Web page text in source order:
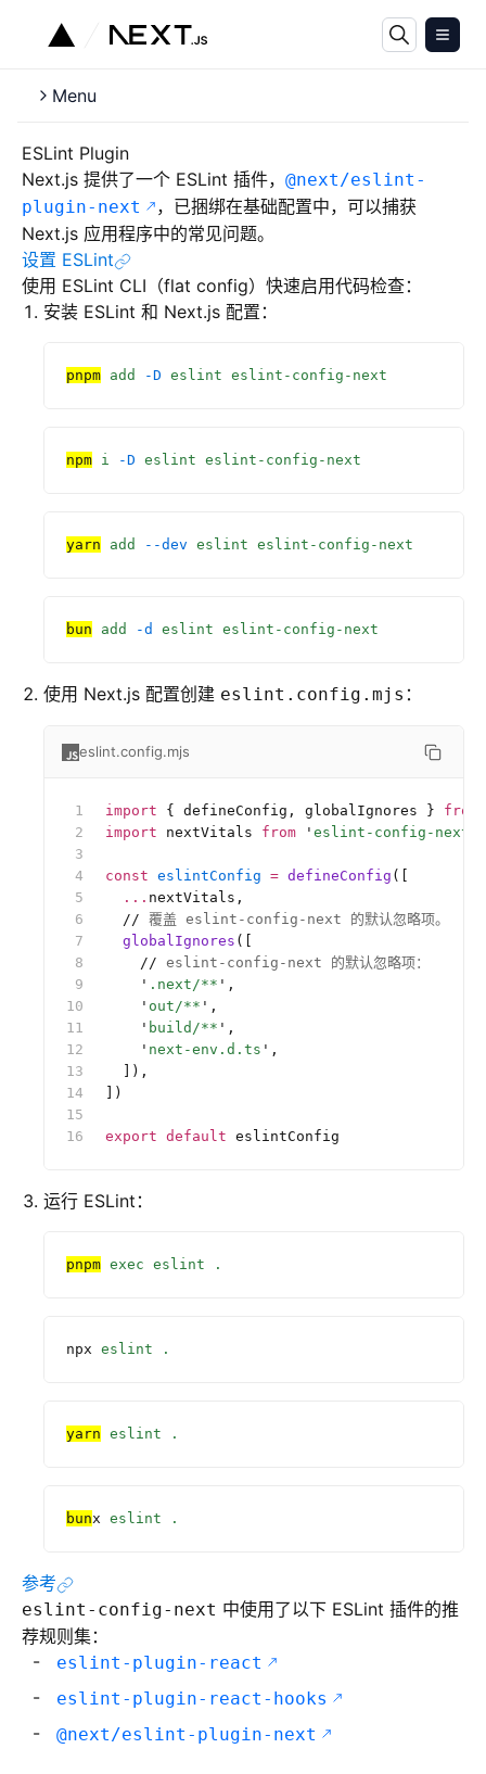
Menu
ESLint Plugin
Next.js 提供了一个 ESLint 插件， @next/eslint-
plugin-next
，已捆绑在基础配置中，可以捕获
Next.js 应用程序中的常见问题。
设置 ESLint
使用 ESLint CLI（flat config）快速启用代码检查：
安装 ESLint 和 Next.js 配置：
pnpm add -D eslint eslint-config-next
npm i -D eslint eslint-config-next
yarn add --dev eslint eslint-config-next
bun add -d eslint eslint-config-next
使用 Next.js 配置创建 eslint.config.mjs ：
eslint.config.mjs
import { defineConfig, globalIgnores } from
import nextVitals from ' eslint-config-next/
const eslintConfig = defineConfig ([
  ...
nextVitals,
  //
覆盖 eslint-config-next 的默认忽略项。
  globalIgnores
([
    //
eslint-config-next 的默认忽略项：
    '
.next/** ' ,
    '
out/** ' ,
    '
build/** ' ,
    '
next-env.d.ts ' ,
  ]),
])
export default eslintConfig
运行 ESLint：
pnpm exec eslint .
npx eslint .
yarn eslint .
bunx eslint .
参考
eslint-config-next 中使用了以下 ESLint 插件的推
荐规则集：
eslint-plugin-react
eslint-plugin-react-hooks
@next/eslint-plugin-next